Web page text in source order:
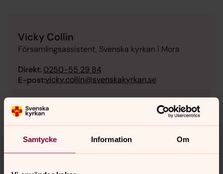
Samtycke Information Om
Vicky Collin
Församlingsassistent, Svenska kyrkan i Mora
Direkt: 0250-55 29 84
E-post:vicky.collin@svenskakyrkan.se
Senast ändrad 3 januari 2025
Synpunkter eller frågor på sidans